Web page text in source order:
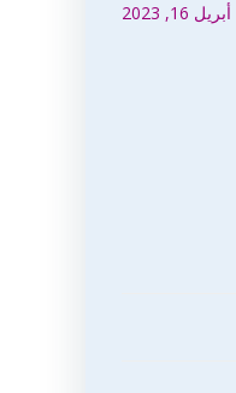
أبريل 16, 2023